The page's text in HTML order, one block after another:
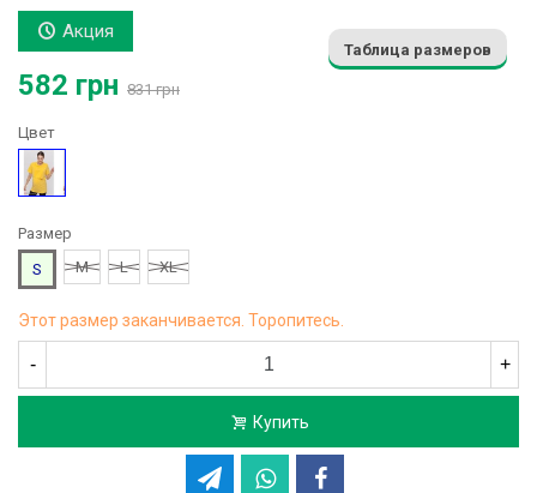
Акция
582 грн 831 грн
Таблица размеров
Цвет
Желтый
Размер
S
M L XL
Этот размер заканчивается. Торопитесь.
- +
Купить